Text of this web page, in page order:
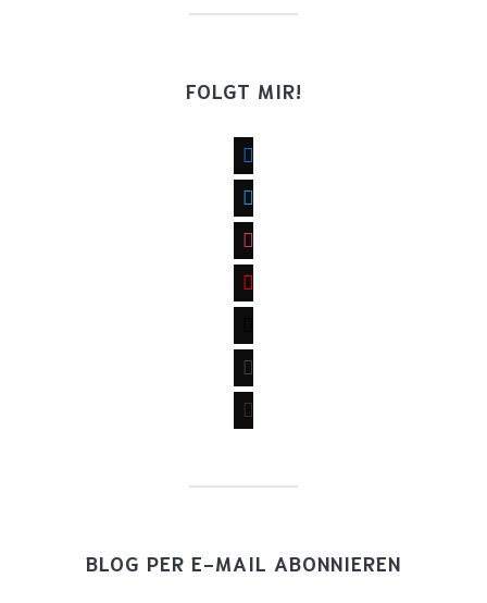
FOLGT MIR!
facebook
twitter
instagram
youtube
wordpress
goodreads
BLOG PER E-MAIL ABONNIEREN